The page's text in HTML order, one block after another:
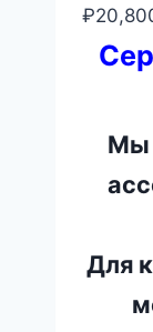
₽
Мы
Для